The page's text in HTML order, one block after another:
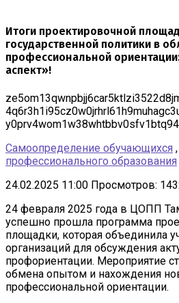
Итоги проектировочной
государственной политики в
профессиональной
аспект»!
Самоопределение обучающихся ,
профессионального образования
24.02.2025 11:00 Просмотров:
24 февраля 2025 года в ЦОПП
успешно прошла программа
площадки, которая объединила
организаций для обсуждения
профориентации. Мероприятие
обмена опытом и нахождения
профессиональной ориентации.